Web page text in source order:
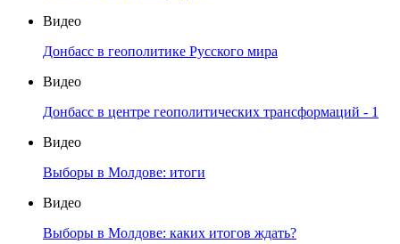
Видео
Донбасс в геополитике Русского мира
Видео
Донбасс в центре геополитических трансформаций - 1
Видео
Выборы в Молдове: итоги
Видео
Выборы в Молдове: каких итогов ждать?